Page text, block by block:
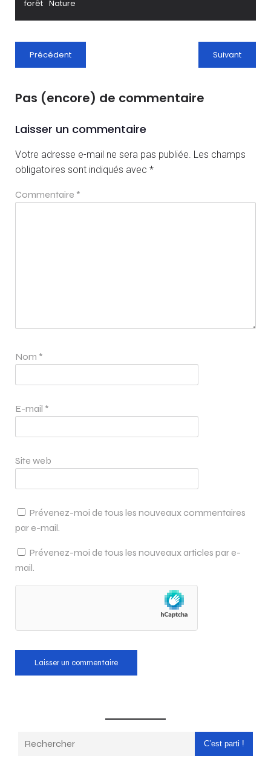
forêt Nature
Précédent Suivant
Pas (encore) de commentaire
Laisser un commentaire
Votre adresse e-mail ne sera pas publiée. Les champs
obligatoires sont indiqués avec *
Commentaire *
Nom *
E-mail *
Site web
Prévenez-moi de tous les nouveaux commentaires
par e-mail.
Prévenez-moi de tous les nouveaux articles par e-
mail.
C’est parti !